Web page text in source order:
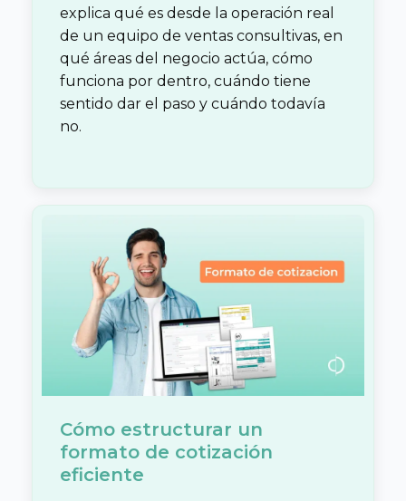
explica qué es desde la operación real
de un equipo de ventas consultivas, en
qué áreas del negocio actúa, cómo
funciona por dentro, cuándo tiene
sentido dar el paso y cuándo todavía
no.
Cómo estructurar un
formato de cotización
eficiente